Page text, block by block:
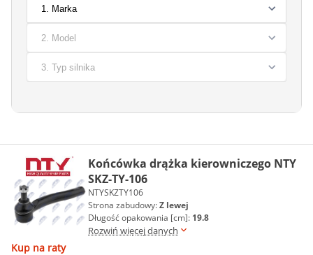
Końcówka drążka kierowniczego NTY
SKZ-TY-106
NTYSKZTY106
Strona zabudowy:Z lewej
Długość opakowania [cm]: 19.8
Rozwiń więcej danych
Kup na raty